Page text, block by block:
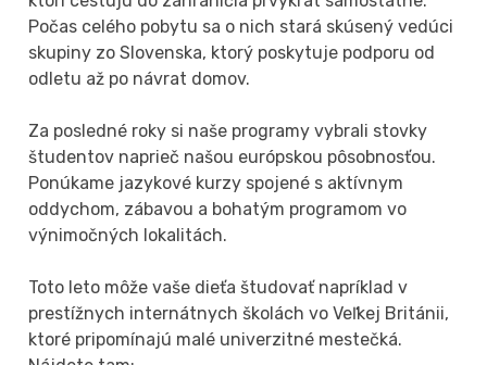
Počas celého pobytu sa o nich stará skúsený vedúci
skupiny zo Slovenska, ktorý poskytuje podporu od
odletu až po návrat domov.
Za posledné roky si naše programy vybrali stovky
študentov naprieč našou európskou pôsobnosťou.
Ponúkame jazykové kurzy spojené s aktívnym
oddychom, zábavou a bohatým programom vo
výnimočných lokalitách.
Toto leto môže vaše dieťa študovať napríklad v
prestížnych internátnych školách vo Veľkej Británii,
ktoré pripomínajú malé univerzitné mestečká.